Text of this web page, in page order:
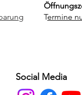
Termine
Social Media